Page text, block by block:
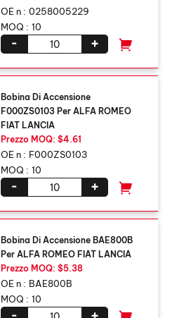
OE n : 0258005229
MOQ : 10
+
-
Bobina Di Accensione
F000ZS0103 Per ALFA ROMEO
FIAT LANCIA
Prezzo MOQ: $4.61
OE n : F000ZS0103
MOQ : 10
+
-
Bobina Di Accensione BAE800B
Per ALFA ROMEO FIAT LANCIA
Prezzo MOQ: $5.38
OE n : BAE800B
MOQ : 10
+
-